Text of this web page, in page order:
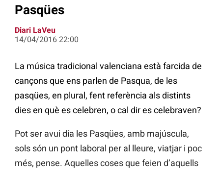
Pasqües
Diari LaVeu
14/04/2016 22:00
La música tradicional valenciana està farcida de
cançons que ens parlen de Pasqua, de les
pasqües, en plural, fent referència als distints
dies en què es celebren, o cal dir es celebraven?
Pot ser avui dia les Pasqües, amb majúscula,
sols són un pont laboral per al lleure, viatjar i poc
més, pense. Aquelles coses que feien d’aquells